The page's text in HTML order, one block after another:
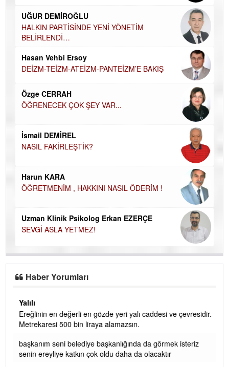
UĞUR DEMİROĞLU
HALKIN PARTİSİNDE YENİ YÖNETİM
BELİRLENDİ…
Hasan Vehbi Ersoy
DEİZM-TEİZM-ATEİZM-PANTEİZM’E BAKIŞ
Özge CERRAH
ÖĞRENECEK ÇOK ŞEY VAR...
İsmail DEMİREL
NASIL FAKİRLEŞTİK?
Harun KARA
ÖĞRETMENİM , HAKKINI NASIL ÖDERİM !
Uzman Klinik Psikolog Erkan EZERÇE
SEVGİ ASLA YETMEZ!
Haber Yorumları
Yalılı
Ereğlinin en değerli en gözde yeri yalı caddesi ve çevresidir.
Metrekaresi 500 bin liraya alamazsın.
başkanım seni belediye başkanlığında da görmek isteriz
senin ereyliye katkın çok oldu daha da olacaktır